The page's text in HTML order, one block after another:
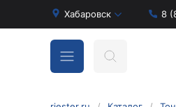
Хабаровск 8